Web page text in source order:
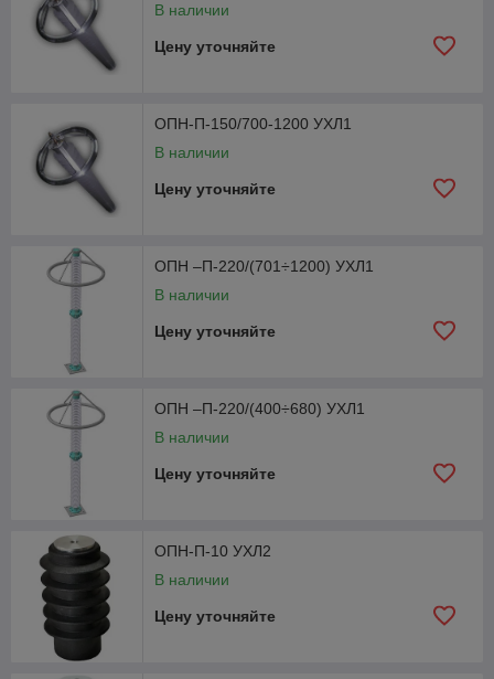
В наличии
Цену уточняйте
ОПН-П-150/700-1200 УХЛ1
В наличии
Цену уточняйте
ОПН –П-220/(701÷1200) УХЛ1
В наличии
Цену уточняйте
ОПН –П-220/(400÷680) УХЛ1
В наличии
Цену уточняйте
ОПН-П-10 УХЛ2
В наличии
Цену уточняйте